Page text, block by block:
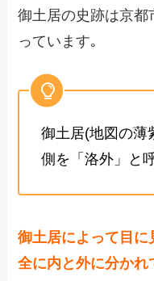
御土居の史跡は京都
っています｡
御土居(地図の薄
側を「洛外 」と
御土居によって目に
全に内と外に分かれ